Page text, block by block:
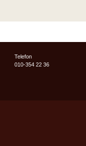
Telefon
010-354 22 36